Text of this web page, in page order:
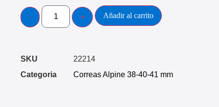
Añadir al carrito
SKU
22214
Categoria
Correas Alpine 38-40-41 mm